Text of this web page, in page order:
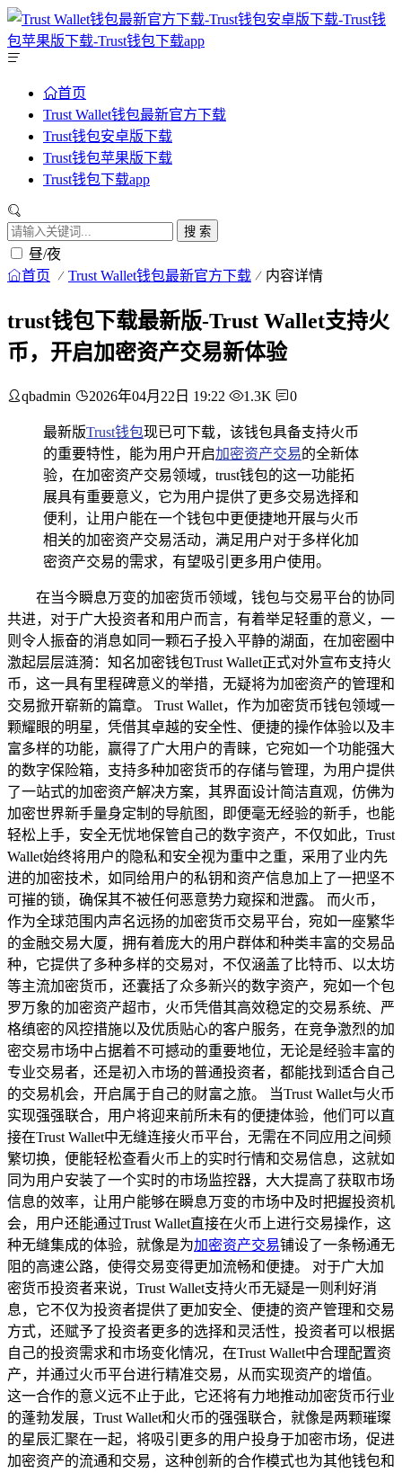
首页
Trust Wallet钱包最新官方下载
Trust钱包安卓版下载
Trust钱包苹果版下载
Trust钱包下载app
搜 索
昼/夜
首页 Trust Wallet钱包最新官方下载 内容详情
trust钱包下载最新版-Trust Wallet支持火
币，开启加密资产交易新体验
qbadmin 2026年04月22日 19:22 1.3K 0
最新版Trust钱包现已可下载，该钱包具备支持火币
的重要特性，能为用户开启加密资产交易的全新体
验，在加密资产交易领域，trust钱包的这一功能拓
展具有重要意义，它为用户提供了更多交易选择和
便利，让用户能在一个钱包中更便捷地开展与火币
相关的加密资产交易活动，满足用户对于多样化加
密资产交易的需求，有望吸引更多用户使用。
在当今瞬息万变的加密货币领域，钱包与交易平台的协同
共进，对于广大投资者和用户而言，有着举足轻重的意义，一
则令人振奋的消息如同一颗石子投入平静的湖面，在加密圈中
激起层层涟漪：知名加密钱包Trust Wallet正式对外宣布支持火
币，这一具有里程碑意义的举措，无疑将为加密资产的管理和
交易掀开崭新的篇章。 Trust Wallet，作为加密货币钱包领域一
颗耀眼的明星，凭借其卓越的安全性、便捷的操作体验以及丰
富多样的功能，赢得了广大用户的青睐，它宛如一个功能强大
的数字保险箱，支持多种加密货币的存储与管理，为用户提供
了一站式的加密资产解决方案，其界面设计简洁直观，仿佛为
加密世界新手量身定制的导航图，即便毫无经验的新手，也能
轻松上手，安全无忧地保管自己的数字资产，不仅如此，Trust
Wallet始终将用户的隐私和安全视为重中之重，采用了业内先
进的加密技术，如同给用户的私钥和资产信息加上了一把坚不
可摧的锁，确保其不被任何恶意势力窥探和泄露。 而火币，
作为全球范围内声名远扬的加密货币交易平台，宛如一座繁华
的金融交易大厦，拥有着庞大的用户群体和种类丰富的交易品
种，它提供了多种多样的交易对，不仅涵盖了比特币、以太坊
等主流加密货币，还囊括了众多新兴的数字资产，宛如一个包
罗万象的加密资产超市，火币凭借其高效稳定的交易系统、严
格缜密的风控措施以及优质贴心的客户服务，在竞争激烈的加
密交易市场中占据着不可撼动的重要地位，无论是经验丰富的
专业交易者，还是初入市场的普通投资者，都能找到适合自己
的交易机会，开启属于自己的财富之旅。 当Trust Wallet与火币
实现强强联合，用户将迎来前所未有的便捷体验，他们可以直
接在Trust Wallet中无缝连接火币平台，无需在不同应用之间频
繁切换，便能轻松查看火币上的实时行情和交易信息，这就如
同为用户安装了一个实时的市场监控器，大大提高了获取市场
信息的效率，让用户能够在瞬息万变的市场中及时把握投资机
会，用户还能通过Trust Wallet直接在火币上进行交易操作，这
种无缝集成的体验，就像是为加密资产交易铺设了一条畅通无
阻的高速公路，使得交易变得更加流畅和便捷。 对于广大加
密货币投资者来说，Trust Wallet支持火币无疑是一则利好消
息，它不仅为投资者提供了更加安全、便捷的资产管理和交易
方式，还赋予了投资者更多的选择和灵活性，投资者可以根据
自己的投资需求和市场变化情况，在Trust Wallet中合理配置资
产，并通过火币平台进行精准交易，从而实现资产的增值。
这一合作的意义远不止于此，它还将有力地推动加密货币行业
的蓬勃发展，Trust Wallet和火币的强强联合，就像是两颗璀璨
的星辰汇聚在一起，将吸引更多的用户投身于加密市场，促进
加密资产的流通和交易，这种创新的合作模式也为其他钱包和